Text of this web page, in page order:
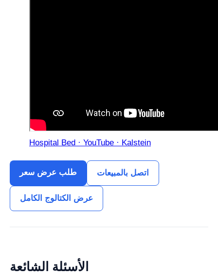
Hospital Bed · YouTube · Kalstein
طلب عرض سعر اتصل بالمبيعات
عرض الكتالوج الكامل
الأسئلة الشائعة